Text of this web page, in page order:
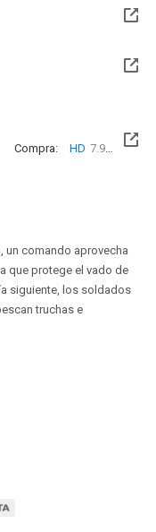
(Quedan 73 años)
Compra: HD 7.99 €
un comando aprovecha
que protege el vado de
siguiente, los soldados
truchas e